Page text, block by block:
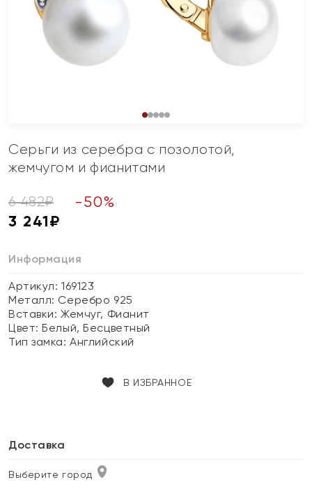
Серьги из серебра с позолотой,
жемчугом и фианитами
6 482₽ -50%
3 241₽
Информация
Артикул: 169123
Металл: Серебро 925
Вставки:Жемчуг, Фианит
Цвет:Белый, Бесцветный
Тип замка:Английский
В ИЗБРАННОЕ
Доставка
Выберите город